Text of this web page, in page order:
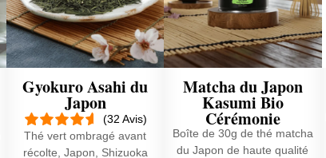
Gyokuro Asahi du
Japon
(32 Avis)
Thé vert ombragé avant
récolte, Japon, Shizuoka
Matcha du Japon
Kasumi Bio
Cérémonie
Boîte de 30g de thé matcha
du Japon de haute qualité